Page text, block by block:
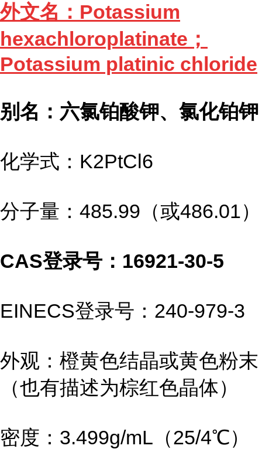
外文名：Potassium
hexachloroplatinate；
Potassium platinic chloride
别名：六氯铂酸钾、氯化铂钾
化学式：K2PtCl6
分子量：485.99（或486.01）
CAS登录号：16921-30-5
EINECS登录号：240-979-3
外观：橙黄色结晶或黄色粉末
（也有描述为棕红色晶体）
密度：3.499g/mL（25/4℃）